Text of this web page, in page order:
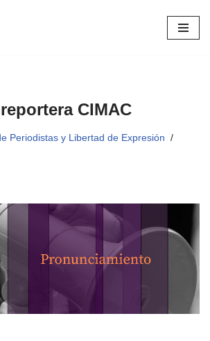
CIMAC
Periodistas y Libertad de Expresión